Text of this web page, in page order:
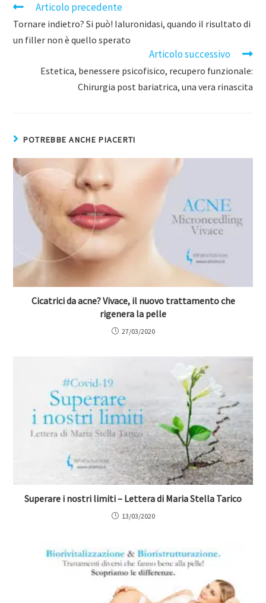
Articolo precedente
Tornare indietro? Si può! Ialuronidasi, quando il risultato di
un filler non è quello sperato
Articolo successivo
Estetica, benessere psicofisico, recupero funzionale:
Chirurgia post bariatrica, una vera rinascita
POTREBBE ANCHE PIACERTI
Cicatrici da acne? Vivace, il nuovo trattamento che
rigenera la pelle
27/03/2020
Superare i nostri limiti – Lettera di Maria Stella Tarico
13/03/2020